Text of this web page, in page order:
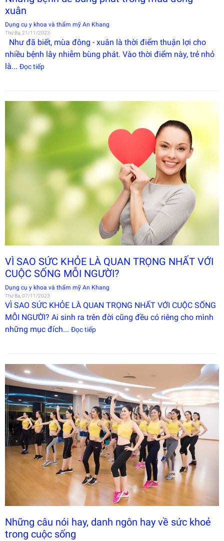
xuân
Dụng cụ y khoa và thẩm mỹ An Khang
Thứ Ba, 21/11/2023
Như đã biết, mùa đông - xuân là thời điểm thuận lợi cho
nhiều bệnh lây nhiễm bùng phát. Vào thời điểm này, trẻ nhỏ
là... Đọc tiếp
VÌ SAO SỨC KHỎE LÀ QUAN TRỌNG NHẤT VỚI
CUỘC SỐNG MỖI NGƯỜI?
Dụng cụ y khoa và thẩm mỹ An Khang
Thứ Ba, 07/11/2023
VÌ SAO SỨC KHỎE LÀ QUAN TRỌNG NHẤT VỚI CUỘC SỐNG
MỖI NGƯỜI? Ai sinh ra trên đời cũng đều có riêng cho mình
những mục đích... Đọc tiếp
Những câu nói hay, danh ngôn hay về sức khoẻ
trong cuộc sống
Đây là
giải
pháp
trải
bởi